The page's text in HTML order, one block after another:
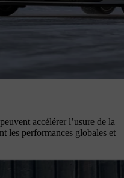
accélérer l’usure de la
les performances globales et